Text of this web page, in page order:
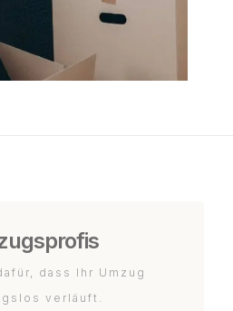
dass Ihr Umzug
verläuft.